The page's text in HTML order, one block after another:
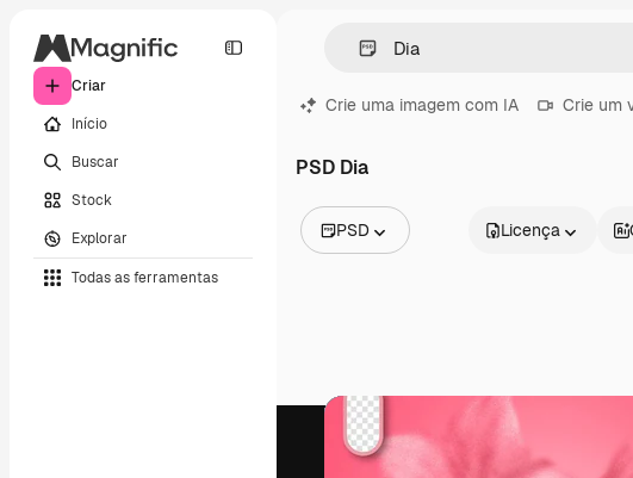
Criar
Início
Buscar
Stock
Explorar
Todas as ferramentas
Crie uma imagem com IA Crie um
PSD Dia
PSD
Vídeos
Clipes de vídeo
Animações
Modelos de vídeos
Licença